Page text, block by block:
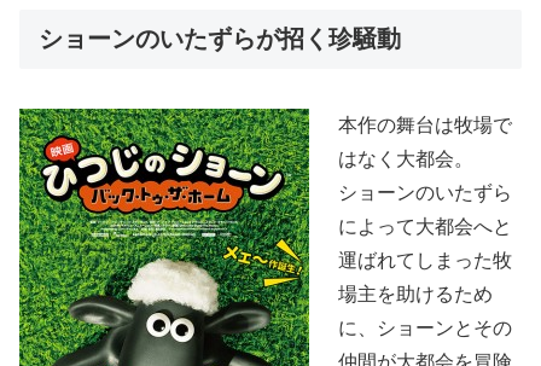
ショーンのいたずらが招く珍騒動
本作の舞台は牧場で
はなく大都会。
ショーンのいたずら
によって大都会へと
運ばれてしまった牧
場主を助けるため
に、ショーンとその
仲間が大都会を冒険